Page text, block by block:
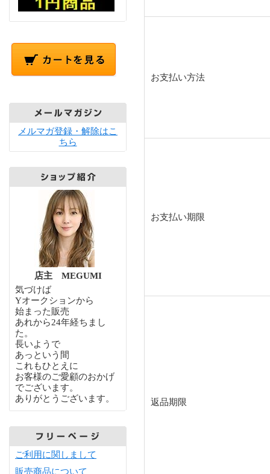
メルマガ登録・解除はこ
ちら
店主 MEGUMI
気づけば
Yオークションから
始まった販売
あれから24年経ちまし
た。
長いようで
あっという間
これもひとえに
お客様のご愛顧のおかげ
でございます。
ありがとうございます。
ご利用に関しまして
販売商品について
お支払い方法
お支払い期限
返品期限